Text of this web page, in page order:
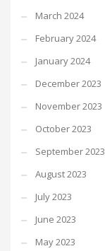
March 2024
February 2024
January 2024
December 2023
November 2023
October 2023
September 2023
August 2023
July 2023
June 2023
May 2023